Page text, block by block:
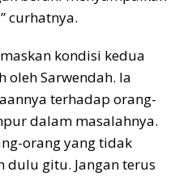
curhatnya.
kondisi kedua
Sarwendah. Ia
terhadap orang-
dalam masalahnya.
orang yang tidak
dulu gitu. Jangan terus